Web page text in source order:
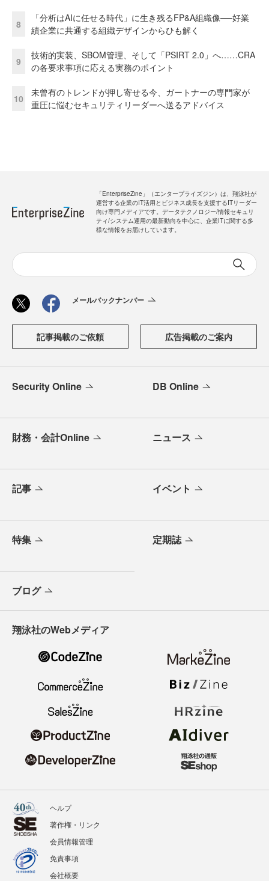
8
「分析はAIに任せる時代」に生き残るFP&A組織像──好業
績企業に共通する組織デザインからひも解く
9
技術的実装、SBOM管理、そして「PSIRT 2.0」へ……CRA
の各要求事項に応える実務のポイント
10
未曾有のトレンドが押し寄せる今、ガートナーの専門家が
重圧に悩むセキュリティリーダーへ送るアドバイス
「EnterpriseZine」（エンタープライズジン）は、翔泳社が
運営する企業のIT活用とビジネス成長を支援するITリーダー
向け専門メディアです。データテクノロジー/情報セキュリ
ティ/システム運用の最新動向を中心に、企業ITに関する多
様な情報をお届けしています。
メールバックナンバー
記事掲載のご依頼 広告掲載のご案内
Security Online DB Online
財務・会計Online ニュース
記事 イベント
特集 定期誌
ブログ
翔泳社のWebメディア
ヘルプ
著作権・リンク
会員情報管理
免責事項
会社概要